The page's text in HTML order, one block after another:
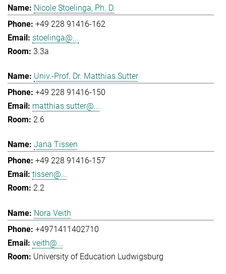
Nicole Stoelinga, Ph. D.
+49 228 91416-162
stoelinga@...
3.3a
Univ.-Prof. Dr. Matthias Sutter
+49 228 91416-150
matthias.sutter@...
2.6
Jana Tissen
+49 228 91416-157
tissen@...
2.2
Nora Veith
+4971411402710
veith@...
University of Education Ludwigsburg